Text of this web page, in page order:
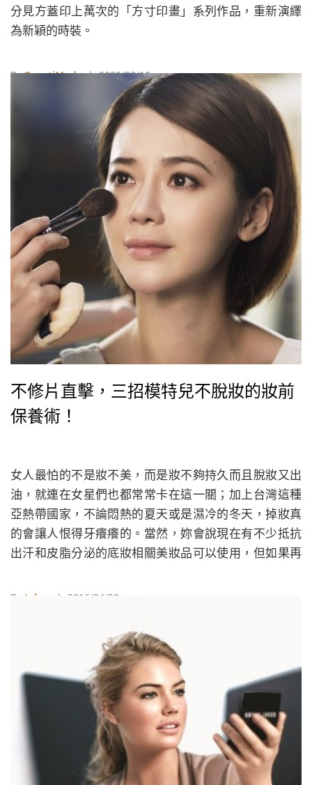
分見方蓋印上萬次的「方寸印畫」系列作品，重新演繹
為新穎的時裝。
ByBeautiMode| 2020/03/10
不修片直擊，三招模特兒不脫妝的妝前
保養術！
女人最怕的不是妝不美，而是妝不夠持久而且脫妝又出
油，就連在女星們也都常常卡在這一關；加上台灣這種
亞熱帶國家，不論悶熱的夏天或是濕冷的冬天，掉妝真
的會讓人恨得牙癢癢的。當然，妳會說現在有不少抵抗
出汗和皮脂分泌的底妝相關美妝品可以使用，但如果再
半功倍，不僅讓妳擁有妝感透亮、服貼、也能維持久又
By Juksy | 2016/04/29